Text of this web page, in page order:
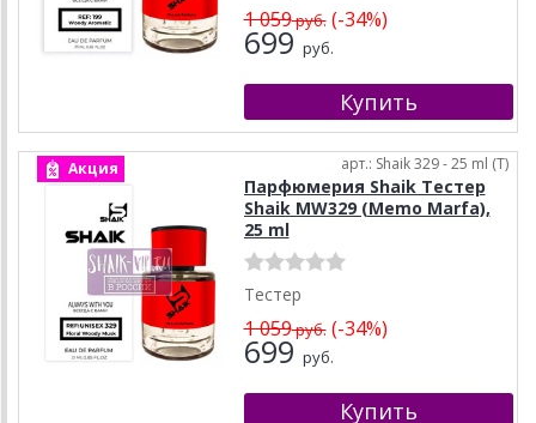
1 059руб.(-34%)
699 руб.
Акция арт.: Shaik 329 - 25 ml (T)
Парфюмерия Shaik Тестер
Shaik MW329 (Memo Marfa),
25 ml
Тестер
1 059руб.(-34%)
699 руб.